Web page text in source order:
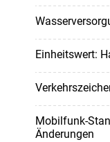
Einheitswert:
Mobilfunk-
Änderungen